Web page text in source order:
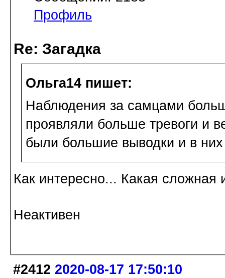
Профиль
Re: Загадка
Ольга14 пишет:
Наблюдения за самцами
проявляли больше тревоги и
были большие выводки и в
Как интересно... Какая сложная
Неактивен
#2412 2020-08-17 17:50:10